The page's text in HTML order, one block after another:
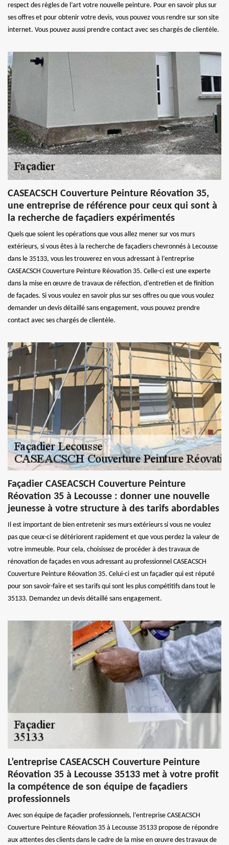
respect des règles de l’art votre nouvelle peinture. Pour en savoir plus sur
ses offres et pour obtenir votre devis, vous pouvez vous rendre sur son site
internet. Vous pouvez aussi prendre contact avec ses chargés de clientèle.
CASEACSCH Couverture Peinture Réovation 35,
une entreprise de référence pour ceux qui sont à
la recherche de façadiers expérimentés
Quels que soient les opérations que vous allez mener sur vos murs
extérieurs, si vous êtes à la recherche de façadiers chevronnés à Lecousse
dans le 35133, vous les trouverez en vous adressant à l’entreprise
CASEACSCH Couverture Peinture Réovation 35. Celle-ci est une experte
dans la mise en œuvre de travaux de réfection, d’entretien et de finition
de façades. Si vous voulez en savoir plus sur ses offres ou que vous voulez
demander un devis détaillé sans engagement, vous pouvez prendre
contact avec ses chargés de clientèle.
Façadier CASEACSCH Couverture Peinture
Réovation 35 à Lecousse : donner une nouvelle
jeunesse à votre structure à des tarifs abordables
Il est important de bien entretenir ses murs extérieurs si vous ne voulez
pas que ceux-ci se détériorent rapidement et que vous perdez la valeur de
votre immeuble. Pour cela, choisissez de procéder à des travaux de
rénovation de façades en vous adressant au professionnel CASEACSCH
Couverture Peinture Réovation 35. Celui-ci est un façadier qui est réputé
pour son savoir-faire et ses tarifs qui sont les plus compétitifs dans tout le
35133. Demandez un devis détaillé sans engagement.
L’entreprise CASEACSCH Couverture Peinture
Réovation 35 à Lecousse 35133 met à votre profit
la compétence de son équipe de façadiers
professionnels
Avec son équipe de façadier professionnels, l’entreprise CASEACSCH
Couverture Peinture Réovation 35 à Lecousse 35133 propose de répondre
aux attentes des clients dans le cadre de la mise en œuvre des travaux de